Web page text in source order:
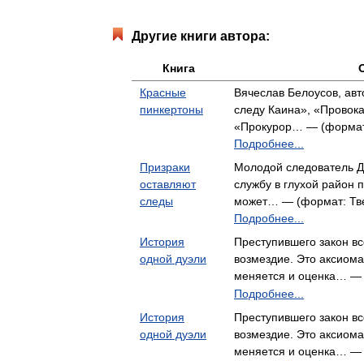
Другие книги автора:
Книга
Красные
пинкертоны
Вячеслав Белоусов,
следу Каина»,
«Прокурор… —
Подробнее...
Призраки
оставляют
следы
Молодой следователь
службу в глухой район
может… — (формат:
Подробнее...
История
одной дуэли
Преступившего закон
возмездие. Это
меняется и оценка… —
Подробнее...
История
одной дуэли
Преступившего закон
возмездие. Это
меняется и оценка… —